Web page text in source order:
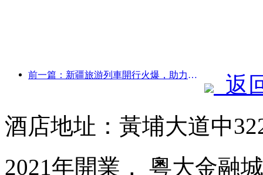
前一篇：新疆旅游列車開行火爆，助力文旅經濟蓬勃發展
返
酒店地址：黃埔大道中
2021年開業， 粵大金